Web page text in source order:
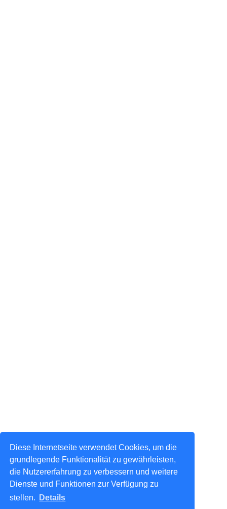
Diese Internetseite verwendet Cookies, um die
grundlegende Funktionalität zu gewährleisten,
die Nutzererfahrung zu verbessern und weitere
Dienste und Funktionen zur Verfügung zu
stellen.
Details